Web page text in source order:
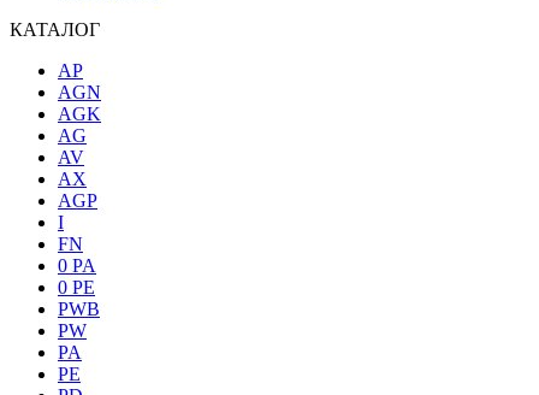
КАТАЛОГ
AP
AGN
AGK
AG
AV
AX
AGP
I
FN
0 PA
0 PE
PWB
PW
PA
PE